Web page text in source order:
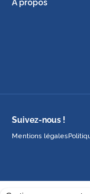
À propos
Suivez-nous !
Mentions légales